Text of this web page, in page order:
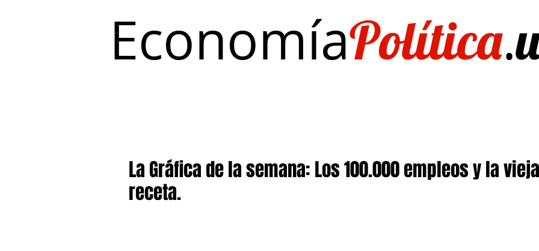
EconomíaPolítica.
La Gráfica de la semana: Los 100.000 empleos y la vieja
receta.